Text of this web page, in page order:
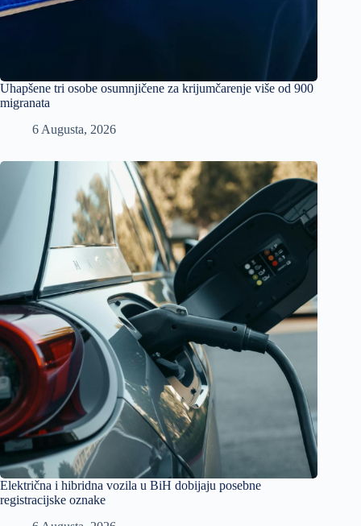
Uhapšene tri osobe osumnjičene za krijumčarenje više od 900
migranata
6 Augusta, 2026
Električna i hibridna vozila u BiH dobijaju posebne
registracijske oznake